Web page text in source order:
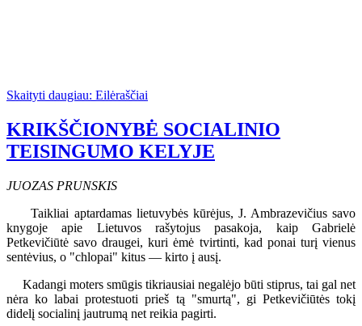
Skaityti daugiau: Eilėraščiai
KRIKŠČIONYBĖ SOCIALINIO
TEISINGUMO KELYJE
JUOZAS PRUNSKIS
Taikliai aptardamas lietuvybės kūrėjus, J. Ambrazevičius savo
knygoje apie Lietuvos rašytojus pasakoja, kaip Gabrielė
Petkevičiūtė savo draugei, kuri ėmė tvirtinti, kad ponai turį vienus
sentėvius, o "chlopai" kitus — kirto į ausį.
Kadangi moters smūgis tikriausiai negalėjo būti stiprus, tai gal net
nėra ko labai protestuoti prieš tą "smurtą", gi Petkevičiūtės tokį
didelį socialinį jautrumą net reikia pagirti.